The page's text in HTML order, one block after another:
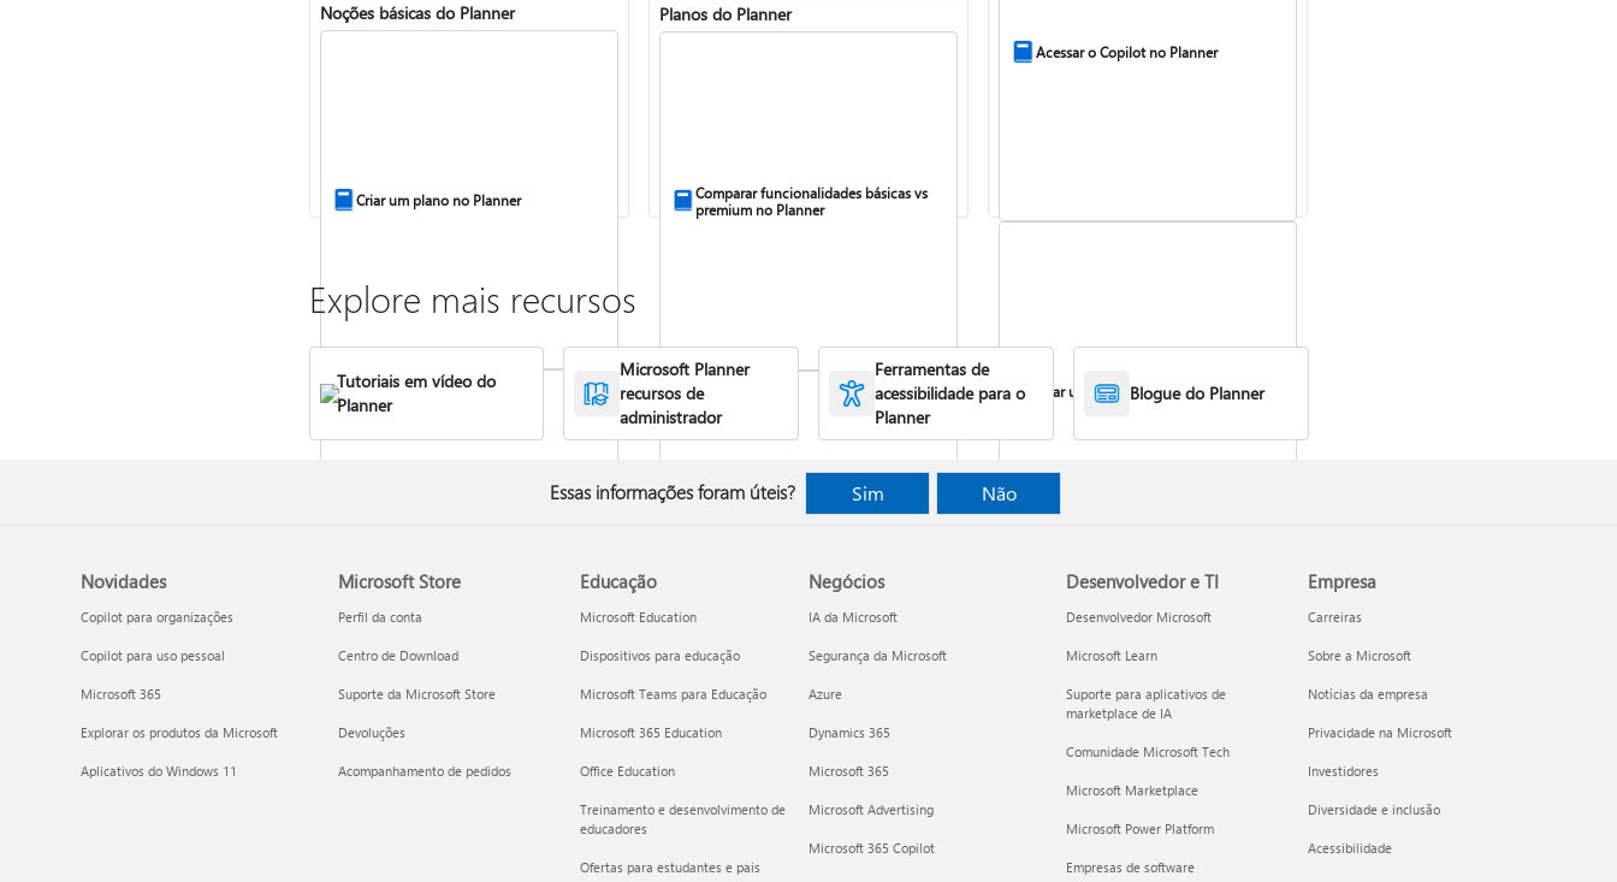
Noções básicas do Planner
Criar um plano no Planner
Planos do Planner
Comparar funcionalidades básicas vs
premium no Planner
Perguntas mais frequentes sobre o
Acessar o Copilot no Planner
Criar um novo plano com o Copilot
Explore mais recursos
Tutoriais em vídeo do
Planner
Microsoft Planner
recursos de
administrador
Ferramentas de
acessibilidade para o
Planner
Blogue do Planner
Essas informações foram úteis? Sim Não
Novidades
Copilot para organizações
Copilot para uso pessoal
Microsoft 365
Explorar os produtos da Microsoft
Aplicativos do Windows 11
Microsoft Store
Perfil da conta
Centro de Download
Suporte da Microsoft Store
Devoluções
Acompanhamento de pedidos
Educação
Microsoft Education
Dispositivos para educação
Microsoft Teams para Educação
Microsoft 365 Education
Office Education
Treinamento e desenvolvimento de
educadores
Ofertas para estudantes e pais
Negócios
IA da Microsoft
Segurança da Microsoft
Azure
Dynamics 365
Microsoft 365
Microsoft Advertising
Microsoft 365 Copilot
Desenvolvedor e TI
Desenvolvedor Microsoft
Microsoft Learn
Suporte para aplicativos de
marketplace de IA
Comunidade Microsoft Tech
Microsoft Marketplace
Microsoft Power Platform
Empresas de software
Empresa
Carreiras
Sobre a Microsoft
Notícias da empresa
Privacidade na Microsoft
Investidores
Diversidade e inclusão
Acessibilidade